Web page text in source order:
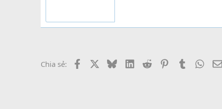
Chia sẻ: Facebook BlueskyLinkedIn
Reddit PinterestTumblr